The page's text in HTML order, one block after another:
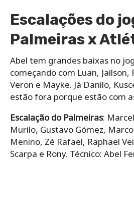
Escalações do
Palmeiras x
Abel tem grandes baixas no
começando com Luan, Jaílson,
Veron e Mayke. Já Danilo,
estão fora porque estão com
Escalação do Palmeiras:
Murilo, Gustavo Gómez,
Menino, Zé Rafael, Raphael
Scarpa e Rony. Técnico: Abel